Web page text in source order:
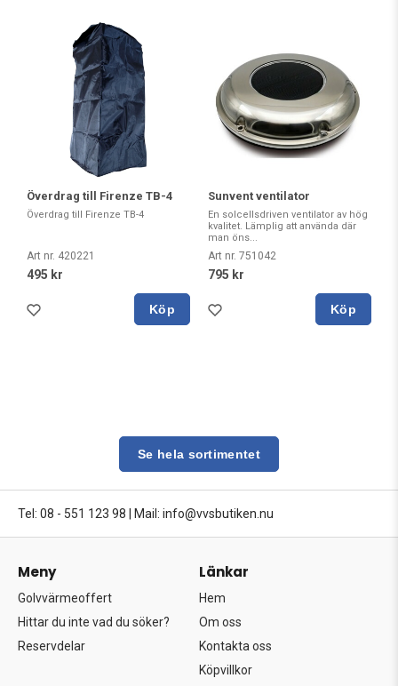
Överdrag till Firenze TB-4
Överdrag till Firenze TB-4
Art nr. 420221
495 kr
Köp
Sunvent ventilator
En solcellsdriven ventilator av hög
kvalitet. Lämplig att använda där
man öns...
Art nr. 751042
795 kr
Köp
Se hela sortimentet
Tel: 08 - 551 123 98 | Mail: info@vvsbutiken.nu
Meny
Golvvärmeoffert
Hittar du inte vad du söker?
Reservdelar
Länkar
Hem
Om oss
Kontakta oss
Köpvillkor